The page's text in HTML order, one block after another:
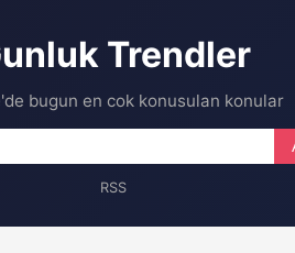
Trendler
bugun en cok konusulan konular
RSS